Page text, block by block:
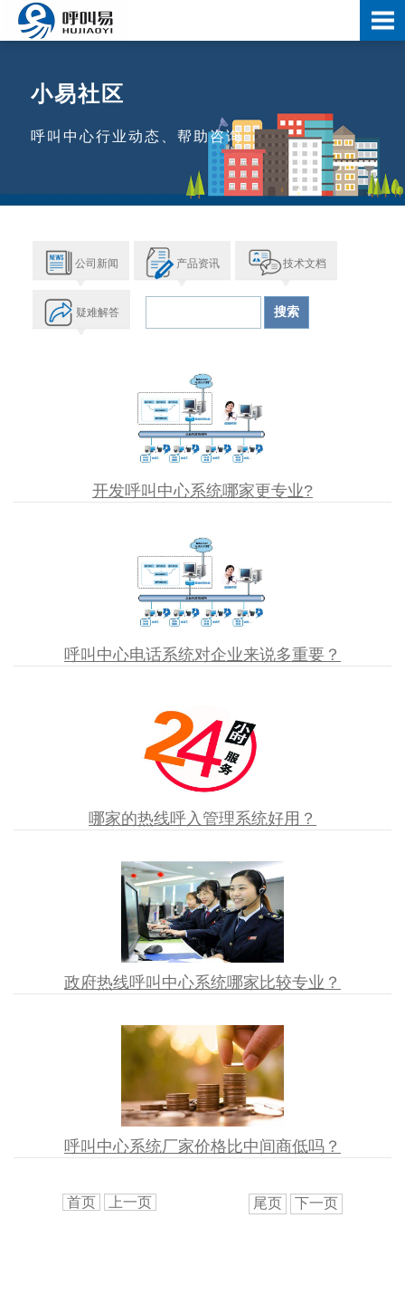
小易社区
呼叫中心行业动态、帮助咨询
公司新闻 产品资讯 技术文档
疑难解答
开发呼叫中心系统哪家更专业?
呼叫中心电话系统对企业来说多重要？
哪家的热线呼入管理系统好用？
政府热线呼叫中心系统哪家比较专业？
呼叫中心系统厂家价格比中间商低吗？
首页 上一页 下一页
尾页